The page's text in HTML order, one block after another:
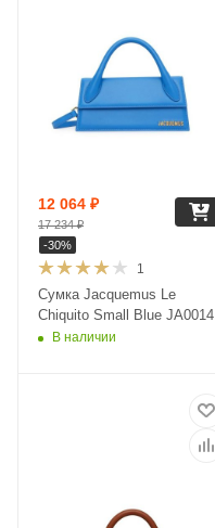
1
Сумка Jacquemus Le
Chiquito Small Blue JA0014
В наличии
12 064 ₽
17 234₽
-30%